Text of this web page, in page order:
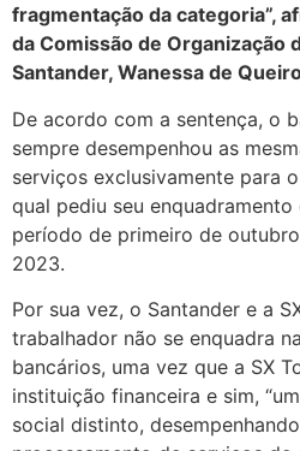
fragmentação da categoria”,
da Comissão de Organização
Santander, Wanessa de
De acordo com a sentença, o
sempre desempenhou as
serviços exclusivamente para
qual pediu seu
período de primeiro de
2023.
Por sua vez, o Santander e a
trabalhador não se enquadra
bancários, uma vez que a SX
instituição financeira e sim,
social distinto,